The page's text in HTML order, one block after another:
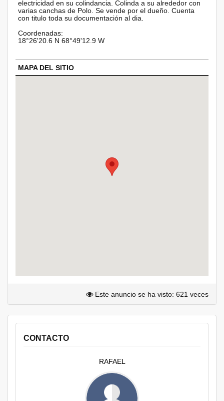
electricidad en su colindancia. Colinda a su alrededor con
varias canchas de Polo. Se vende por el dueño. Cuenta
con titulo toda su documentación al dia.
Coordenadas:
18°26'20.6 N 68°49'12.9 W
MAPA DEL SITIO
Este anuncio se ha visto: 621 veces
CONTACTO
RAFAEL